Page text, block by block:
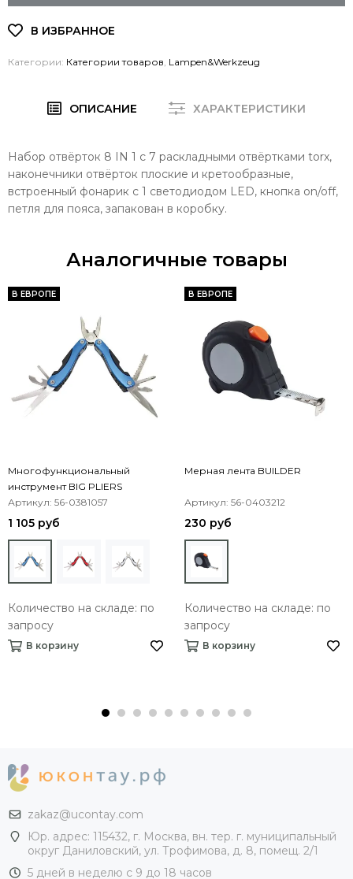
Категории: Категории товаров Lampen&Werkzeug
ОПИСАНИЕ ХАРАКТЕРИСТИКИ
Набор отвёрток 8 IN 1 с 7 раскладными отвёртками torx,
наконечники отвёрток плоские и кретообразные,
встроенный фонарик с 1 светодиодом LED, кнопка on/off,
петля для пояса, запакован в коробку.
Аналогичные товары
В ЕВРОПЕ
Многофункциональный
инструмент BIG PLIERS
Артикул: 56-0381057
1 105 руб
Количество на складе: по
запросу
В корзину
В ЕВРОПЕ
Мерная лента BUILDER
Артикул: 56-0403212
230 руб
Количество на складе: по
запросу
В корзину
zakaz@ucontay.com
Юр. адрес: 115432, г. Москва, вн. тер. г. муниципальный
округ Даниловский, ул. Трофимова, д. 8, помещ. 2/1
5 дней в неделю с 9 до 18 часов